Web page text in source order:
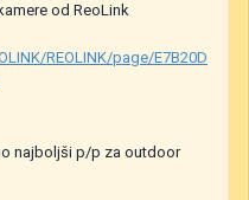
od ReoLink
REOLINK/page/E7B20D
najboljši p/p za outdoor